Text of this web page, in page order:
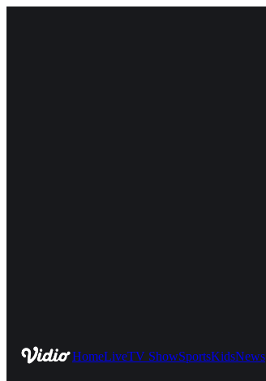
HomeLiveTV ShowSportsKidsNews